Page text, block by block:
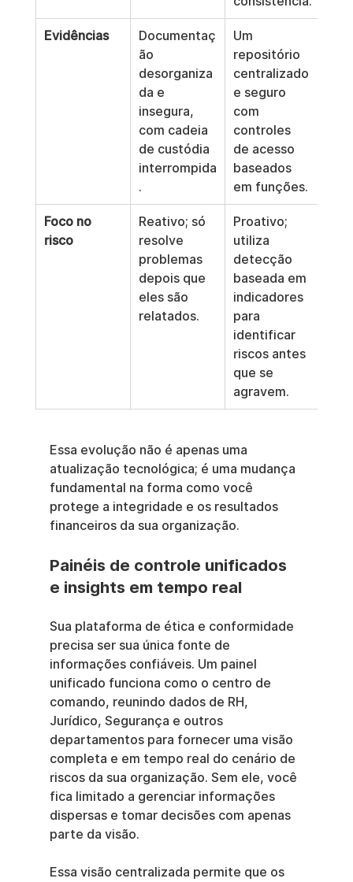
Evidências
Documentaç
ão
desorganiza
da e
insegura,
com cadeia
de custódia
interrompida
.
Um
repositório
centralizado
e seguro
com
controles
de acesso
baseados
em funções.
Foco no
risco
Reativo; só
resolve
problemas
depois que
eles são
relatados.
Proativo;
utiliza
detecção
baseada em
indicadores
para
identificar
riscos antes
que se
agravem.
Essa evolução não é apenas uma
atualização tecnológica; é uma mudança
fundamental na forma como você
protege a integridade e os resultados
financeiros da sua organização.
Painéis de controle unificados
e insights em tempo real
Sua plataforma de ética e conformidade
precisa ser sua única fonte de
informações confiáveis. Um painel
unificado funciona como o centro de
comando, reunindo dados de RH,
Jurídico, Segurança e outros
departamentos para fornecer uma visão
completa e em tempo real do cenário de
riscos da sua organização. Sem ele, você
fica limitado a gerenciar informações
dispersas e tomar decisões com apenas
parte da visão.
Essa visão centralizada permite que os